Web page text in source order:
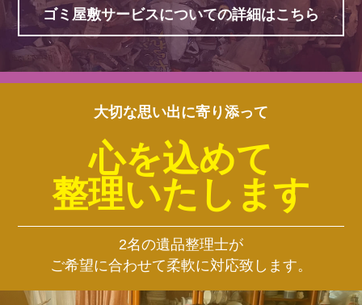
ゴミ屋敷サービスについての詳細はこちら
大切な思い出に寄り添って
心を込めて
整理いたします
2名の遺品整理士が
ご希望に合わせて柔軟に対応致します。